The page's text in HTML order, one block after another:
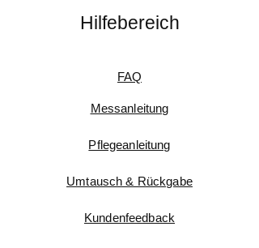
Hilfebereich
FAQ
Messanleitung
Pflegeanleitung
Umtausch & Rückgabe
Kundenfeedback